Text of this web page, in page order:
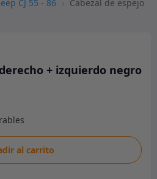
CJ 55 - 86 › Cabezal de espejo
+ izquierdo negro
al carrito